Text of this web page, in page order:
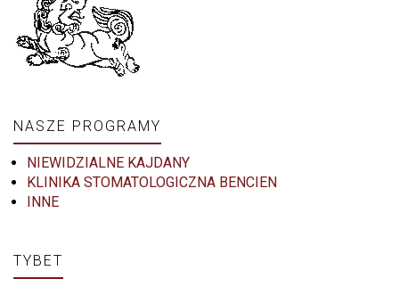
NASZE PROGRAMY
NIEWIDZIALNE KAJDANY
KLINIKA STOMATOLOGICZNA BENCIEN
INNE
TYBET